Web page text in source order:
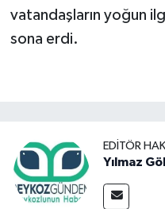
vatandaşların yoğun
sona erdi.
EDITÖR
Yılmaz